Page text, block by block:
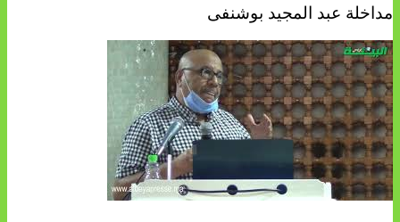
مداخلة عبد المجيد بوشنفى